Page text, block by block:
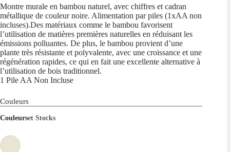
Montre murale en bambou naturel, avec chiffres et cadran
métallique de couleur noire. Alimentation par piles (1xAA non
incluses).Des matériaux comme le bambou favorisent
l’utilisation de matières premières naturelles en réduisant les
émissions polluantes. De plus, le bambou provient d’une
plante très résistante et polyvalente, avec une croissance et une
régénération rapides, ce qui en fait une excellente alternative à
l’utilisation de bois traditionnel.
1 Pile AA Non Incluse
Couleurs
Couleurset Stocks